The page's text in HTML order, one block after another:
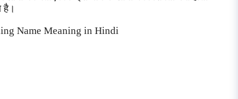
है।